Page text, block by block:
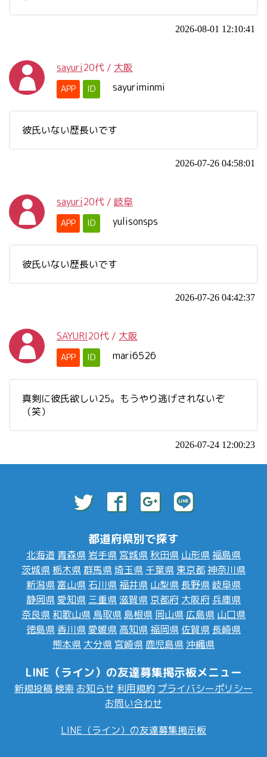
2026-08-01 12:10:41
sayuri20代 / 大阪
APP ID sayuriminmi
彼氏いない歴長いです
2026-07-26 04:58:01
sayuri20代 / 岐阜
APP ID yulisonsps
彼氏いない歴長いです
2026-07-26 04:42:37
SAYURI20代 / 大阪
APP ID mari6526
真剣に彼氏欲しい25。もうやり逃げされないぞ
（笑）
2026-07-24 12:00:23
都道府県別で探す
北海道 青森県 岩手県 宮城県 秋田県 山形県福島県
茨城県 栃木県群馬県埼玉県 千葉県 東京都神奈川県
新潟県 富山県 石川県福井県 山梨県 長野県 岐阜県
静岡県愛知県 三重県滋賀県 京都府 大阪府 兵庫県
奈良県 和歌山県 鳥取県 島根県 岡山県 広島県 山口県
徳島県 香川県愛媛県 高知県福岡県 佐賀県 長崎県
熊本県 大分県 宮崎県 鹿児島県 沖縄県
LINE（ライン）の友達募集掲示板メニュー
新規投稿 検索 お知らせ 利用規約 プライバシーポリシー
お問い合わせ
LINE（ライン）の友達募集掲示板